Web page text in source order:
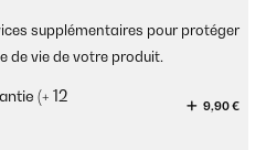
supplémentaires pour protéger
de vie de votre produit.
(+ 12
9,90 €